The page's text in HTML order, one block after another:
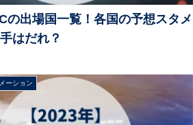
の出場国一覧！各国の予想スタメ
はだれ？
ーション